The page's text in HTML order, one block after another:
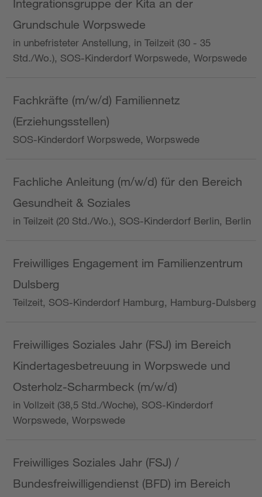
Integrationsgruppe der Kita an der
Grundschule Worpswede
in unbefristeter Anstellung, in Teilzeit (30 - 35
Std./Wo.), SOS-Kinderdorf Worpswede, Worpswede
Fachkräfte (m/w/d) Familiennetz
(Erziehungsstellen)
SOS-Kinderdorf Worpswede, Worpswede
Fachliche Anleitung (m/w/d) für den Bereich
Gesundheit & Soziales
in Teilzeit (20 Std./Wo.), SOS-Kinderdorf Berlin, Berlin
Freiwilliges Engagement im Familienzentrum
Dulsberg
Teilzeit, SOS-Kinderdorf Hamburg, Hamburg-Dulsberg
Freiwilliges Soziales Jahr (FSJ) im Bereich
Kindertagesbetreuung in Worpswede und
Osterholz-Scharmbeck (m/w/d)
in Vollzeit (38,5 Std./Woche), SOS-Kinderdorf
Worpswede, Worpswede
Freiwilliges Soziales Jahr (FSJ) /
Bundesfreiwilligendienst (BFD) im Bereich